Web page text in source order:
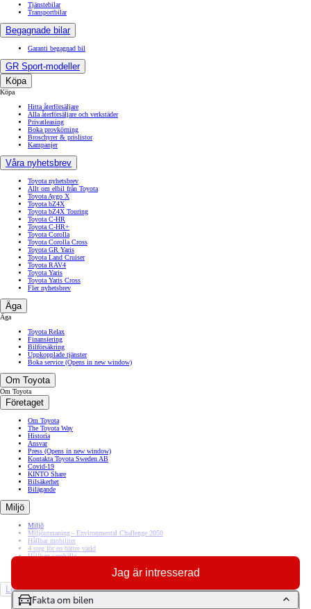
Jag är intresserad
Fakta om bilen
Tjänstebilar
Transportbilar
Begagnade bilar
Garanti begagnad bil
GR Sport-modeller
Köpa
Köpa
Hitta återförsäljare
Alla återförsäljare och verkstäder
Privatleasing
Boka provkörning
Broschyrer & prislistor
Kampanjer
Våra nyhetsbrev
Toyota nyhetsbrev
Allt om elbil från Toyota
Toyota Aygo X
Toyota bZ4X
Toyota bZ4X Touring
Toyota C-HR
Toyota C-HR+
Toyota Corolla
Toyota Corolla Cross
Toyota GR Yaris
Toyota Land Cruiser
Toyota RAV4
Toyota Yaris
Toyota Yaris Cross
Fler nyhetsbrev
Äga
Äga
Toyota Relax
Finansiering
Bilförsäkring
Uppkopplade tjänster
Boka service (Opens in new window)
Om Toyota
Om Toyota
Företaget
Om Toyota
The Toyota Way
Historia
Ansvar
Press (Opens in new window)
Kontakta Toyota Sweden AB
Covid-19
KINTO Share
Bilsäkerhet
Bilägande
Miljö
Miljö
Miljöutmaning - Environmental Challenge 2050
Hållbar mobilitet
4 steg för en bättre värld
Hållbart samhälle
Let´s Go Beyond